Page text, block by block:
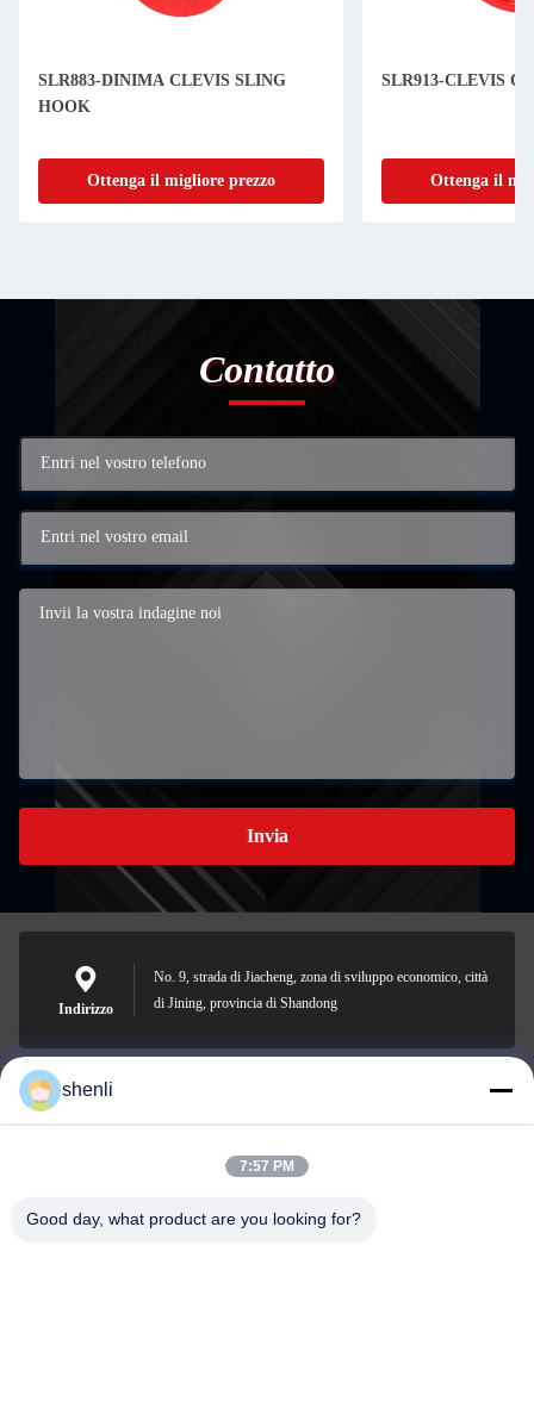
SLR883-DINIMA CLEVIS SLING
HOOK
Ottenga il migliore prezzo
SLR913-CLEVIS C
Ottenga il
Contatto
Invia
Indirizzo
No. 9, strada di Jiacheng, zona di sviluppo economico, città
di Jining, provincia di Shandong
shenli@shenlirigging.com
shenli
7:57 PM
Good day, what product are you looking for?